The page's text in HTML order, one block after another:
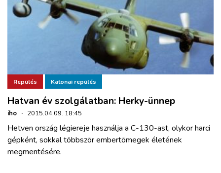
Repülés Katonai repülés
Hatvan év szolgálatban: Herky-ünnep
iho · 2015.04.09. 18:45
Hetven ország légiereje használja a C-130-ast, olykor harci
gépként, sokkal többször embertömegek életének
megmentésére.